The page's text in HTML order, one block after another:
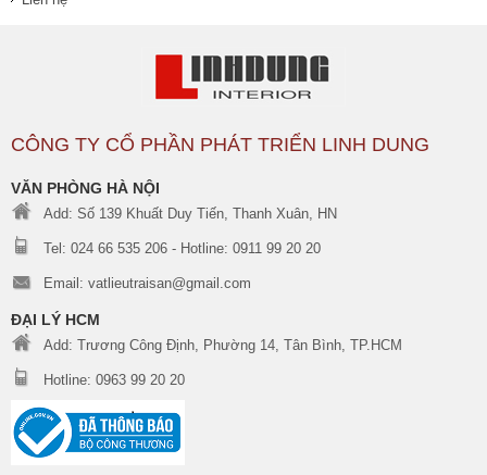
CÔNG TY CỔ PHẦN PHÁT TRIỂN LINH DUNG
VĂN PHÒNG HÀ NỘI
Add: Số 139 Khuất Duy Tiến, Thanh Xuân, HN
Tel: 024 66 535 206 - Hotline: 0911 99 20 20
Email: vatlieutraisan@gmail.com
ĐẠI LÝ HCM
Add: Trương Công Định, Phường 14, Tân Bình, TP.HCM
Hotline: 0963 99 20 20